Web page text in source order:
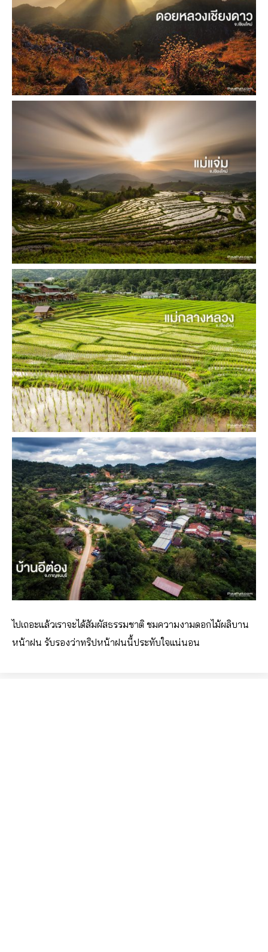
ไปเถอะแล้วเราจะได้สัมผัสธรรมชาติ ชมความงามดอกไม้ผลิบาน
หน้าฝน รับรองว่าทริปหน้าฝนนี้ประทับใจแน่นอน